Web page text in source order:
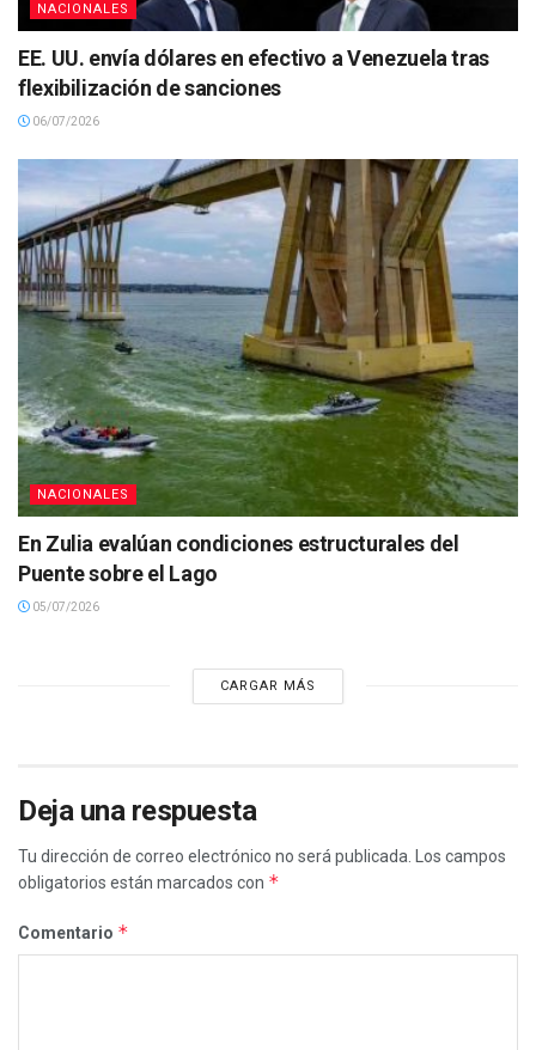
NACIONALES
EE. UU. envía dólares en efectivo a Venezuela tras
flexibilización de sanciones
06/07/2026
NACIONALES
En Zulia evalúan condiciones estructurales del
Puente sobre el Lago
05/07/2026
CARGAR MÁS
Deja una respuesta
Tu dirección de correo electrónico no será publicada.
Los campos
obligatorios están marcados con *
Comentario *